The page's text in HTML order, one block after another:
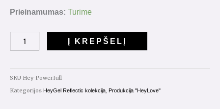
Prieinamumas: Turime
produkto
Reflective
Gelinis
"Powerfull"15ml.
Į KREPŠELĮ
SKU Hey-Powerfull
Kategorijos HeyGel Reflectic kolekcija, Produkcija "HeyLove"